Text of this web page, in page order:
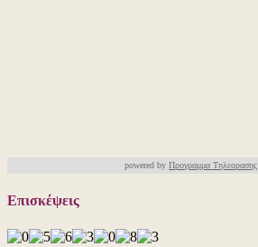
powered by Προγραμμα Τηλεορασης
Επισκέψεις